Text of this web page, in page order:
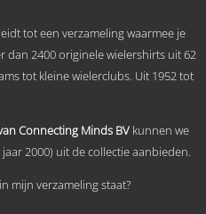
gekozen
worden
de
tot een verzameling waarmee je
dan 2400 originele wielershirts uit 62
tot kleine wielerclubs. Uit 1952 tot
Connecting Minds BV kunnen we
2000) uit de collectie aanbieden.
mijn verzameling staat?